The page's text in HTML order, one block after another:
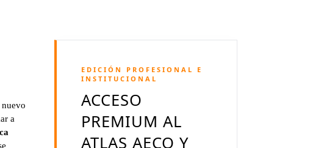
nuevo
a
Richard Meier
Aldo Rossi
Toyo Ito
EDICIÓN PROFESIONAL E
INSTITUCIONAL
ACCESO
PREMIUM AL
ATLAS AECO Y